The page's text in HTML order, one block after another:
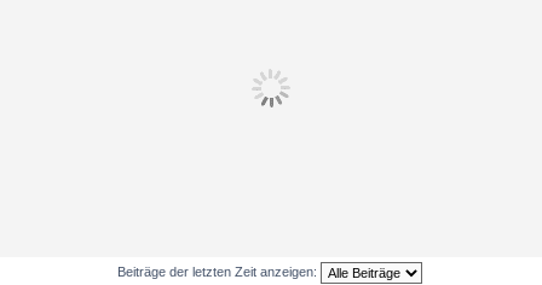
Beiträge der letzten Zeit anzeigen: